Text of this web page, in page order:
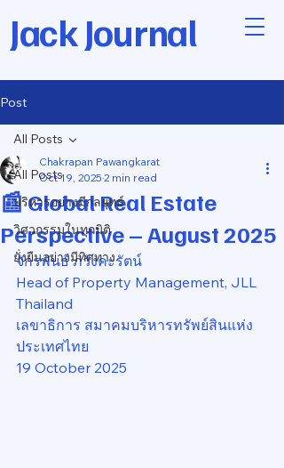
Jack Journal
Post
All Posts
บริหารอย่างมีกลยุทธ์
วิศวกรรมในทุกมิติ
ยั่งยืนอย่างมีทิศทาง
All Posts
📰 Global Real Estate
Perspective – August 2025
Chakrapan Pawangkarat
Oct 19, 2025 2 min read
จักรพันธ์ ภวังคะรัตน์
Head of Property Management, JLL
Thailand
เลขาธิการ สมาคมบริหารทรัพย์สินแห่ง
ประเทศไทย
19 October 2025